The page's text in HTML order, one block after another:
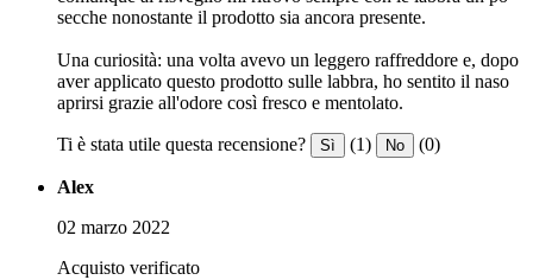
secche nonostante il prodotto sia ancora presente.
Una curiosità: una volta avevo un leggero raffreddore e, dopo
aver applicato questo prodotto sulle labbra, ho sentito il naso
aprirsi grazie all'odore così fresco e mentolato.
Ti è stata utile questa recensione? Sì (1) No (0)
Alex
02 marzo 2022
Acquisto verificato